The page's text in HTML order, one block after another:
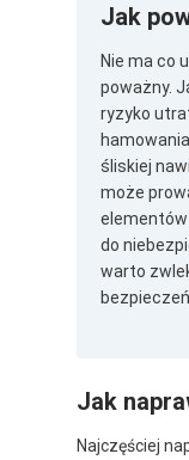
Jak
Nie ma co
poważny.
ryzyko
śliskiej
może
elementów
do
warto
Jak
Najczęściej